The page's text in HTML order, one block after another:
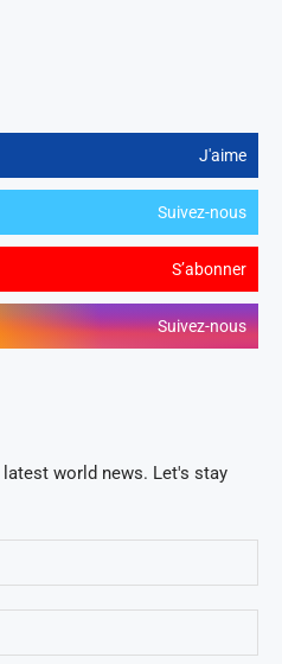
J'aime
Suivez-nous
S’abonner
Suivez-nous
world news. Let's stay